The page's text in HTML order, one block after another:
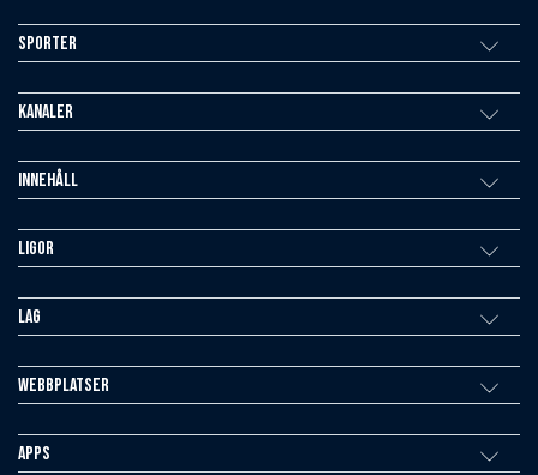
Sporter
Kanaler
Innehåll
Ligor
Lag
Webbplatser
Apps